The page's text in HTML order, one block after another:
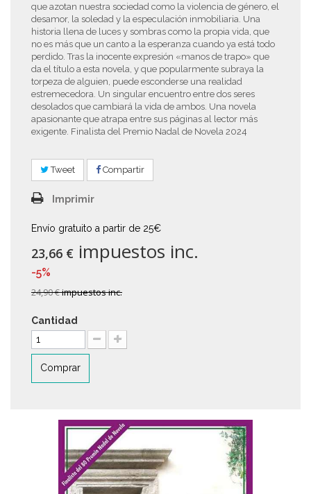
que azotan nuestra sociedad como la violencia de género, el
desamor, la soledad y la especulación inmobiliaria. Una
historia llena de luces y sombras como la propia vida, que
no es más que un canto a la esperanza cuando ya está todo
perdido. Tras la inocente expresión «manos de trapo» que
da el título a esta novela, y que popularmente subraya la
torpeza de alguien, puede esconderse una realidad
estremecedora. Un singular encuentro entre dos seres
desolados que cambiará la vida de ambos. Una novela
apasionante que atrapa entre sus páginas al lector más
exigente. Finalista del Premio Nadal de Novela 2024
Tweet Compartir
Imprimir
Envío gratuito a partir de 25€
23,66 € impuestos inc.
-5%
24,90 €impuestos inc.
Cantidad
Comprar